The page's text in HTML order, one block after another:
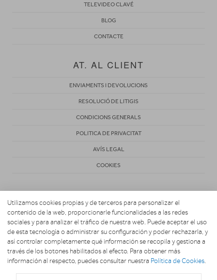
TELEVIDEO CLAVÉ
BLOG
CONTACTE
AT. AL CLIENT
ENVIAMENTS I DEVOLUCIONS
RESOLUCIÓ DE LITIGIS
CONDICIONS GENERALS
POLITICA DE PRIVACITAT
AVÍS LEGAL
COOKIES
Copyright 2026. TELEVIDEO CLAVÉ
Utilizamos cookies propias y de terceros para personalizar el
contenido de la web, proporcionarle funcionalidades a las redes
sociales y para analizar el tráfico de nuestra web. Puede aceptar el uso
de esta tecnología o administrar su configuración y poder rechazarla, y
así controlar completamente qué información se recopila y gestiona a
través de los botones habilitados al efecto. Para obtener más
información al respecto, puedes consultar nuestra Política de Cookies.